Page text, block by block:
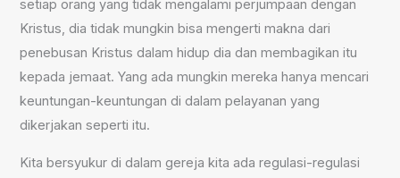
setiap orang yang tidak mengalami perjumpaan dengan
Kristus, dia tidak mungkin bisa mengerti makna dari
penebusan Kristus dalam hidup dia dan membagikan itu
kepada jemaat. Yang ada mungkin mereka hanya mencari
keuntungan-keuntungan di dalam pelayanan yang
dikerjakan seperti itu.
Kita bersyukur di dalam gereja kita ada regulasi-regulasi